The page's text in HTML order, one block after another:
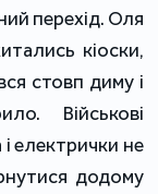
перехід. Оля
кіоски,
стовп диму і
Військові
електрички не
додому